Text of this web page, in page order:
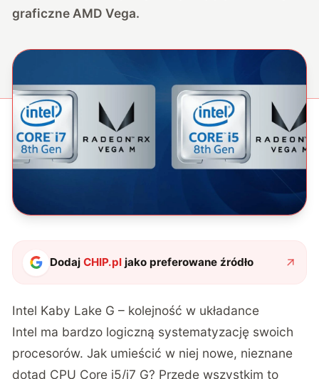
graficzne AMD Vega.
DodajCHIP.pl jako preferowane źródło
Intel Kaby Lake G – kolejność w układance
Intel ma bardzo logiczną systematyzację swoich
procesorów. Jak umieścić w niej nowe, nieznane
dotąd CPU Core i5/i7 G? Przede wszystkim to